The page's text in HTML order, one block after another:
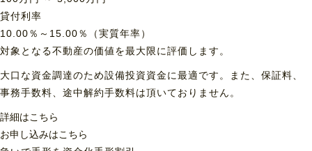
貸付利率
10.00％～15.00％（実質年率）
対象となる不動産の価値を最大限に評価します。
大口な資金調達のため設備投資資金に最適です。また、保証料、
事務手数料、途中解約手数料は頂いておりません。
詳細はこちら
お申し込みはこちら